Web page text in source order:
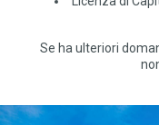
Se ha ulteriori